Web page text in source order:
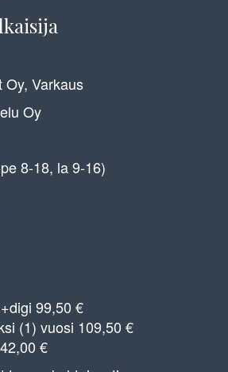
Oy, Varkaus
Oy
8-18, la 9-16)
99,50 €
(1) vuosi 109,50 €
€